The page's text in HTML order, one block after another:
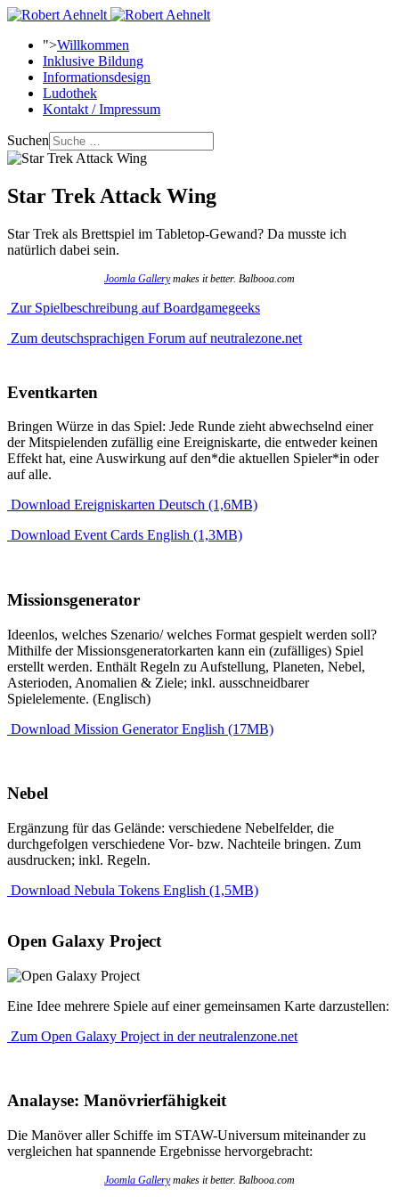
">Willkommen
Inklusive Bildung
Informationsdesign
Ludothek
Kontakt / Impressum
Suchen
Star Trek Attack Wing
Star Trek als Brettspiel im Tabletop-Gewand? Da musste ich
natürlich dabei sein.
Joomla Gallerymakes it better. Balbooa.com
Zur Spielbeschreibung auf Boardgamegeeks
Zum deutschsprachigen Forum auf neutralezone.net
Eventkarten
Bringen Würze in das Spiel: Jede Runde zieht abwechselnd einer
der Mitspielenden zufällig eine Ereigniskarte, die entweder keinen
Effekt hat, eine Auswirkung auf den*die aktuellen Spieler*in oder
auf alle.
Download Ereigniskarten Deutsch (1,6MB)
Download Event Cards English (1,3MB)
Missionsgenerator
Ideenlos, welches Szenario/ welches Format gespielt werden soll?
Mithilfe der Missionsgeneratorkarten kann ein (zufälliges) Spiel
erstellt werden. Enthält Regeln zu Aufstellung, Planeten, Nebel,
Asterioden, Anomalien & Ziele; inkl. ausschneidbarer
Spielelemente. (Englisch)
Download Mission Generator English (17MB)
Nebel
Ergänzung für das Gelände: verschiedene Nebelfelder, die
durchgefolgen verschiedene Vor- bzw. Nachteile bringen. Zum
ausdrucken; inkl. Regeln.
Download Nebula Tokens English (1,5MB)
Open Galaxy Project
Eine Idee mehrere Spiele auf einer gemeinsamen Karte darzustellen:
Zum Open Galaxy Project in der neutralenzone.net
Analayse: Manövrierfähigkeit
Die Manöver aller Schiffe im STAW-Universum miteinander zu
vergleichen hat spannende Ergebnisse hervorgebracht:
Joomla Gallerymakes it better. Balbooa.com